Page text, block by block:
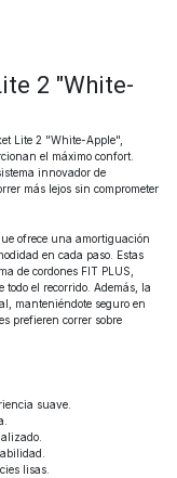
2 "White-
Lite 2 "White-Apple",
el máximo confort.
innovador de
más lejos sin comprometer
ofrece una amortiguación
en cada paso. Estas
de cordones FIT PLUS,
el recorrido. Además, la
manteniéndote seguro en
prefieren correr sobre
suave.
lisas.